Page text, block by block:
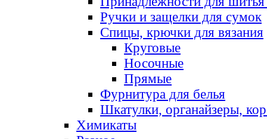
Ручки и защелки для сумок
Спицы, крючки для вязания
Круговые
Носочные
Прямые
Фурнитура для белья
Шкатулки, органайзеры,
Химикаты